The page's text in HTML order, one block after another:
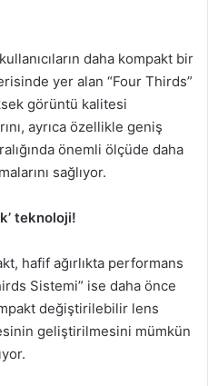
daha kompakt bir
yer alan “Four Thirds”
görüntü kalitesi
ayrıca özellikle geniş
önemli ölçüde daha
sağlıyor.
teknoloji!
hafif ağırlıkta performans
Sistemi” ise daha önce
değiştirilebilir lens
geliştirilmesini mümkün